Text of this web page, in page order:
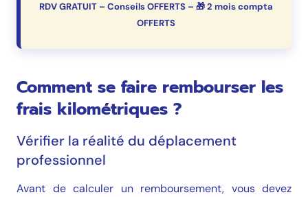
RDV GRATUIT – Conseils OFFERTS – 🎁 2 mois compta
OFFERTS
Comment se faire rembourser les
frais kilométriques ?
Vérifier la réalité du déplacement
professionnel
Avant de calculer un remboursement, vous devez